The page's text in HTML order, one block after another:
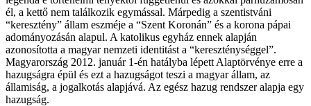
él, a kettő nem találkozik egymással. Márpedig a szentistváni
“keresztény” állam eszméje a “Szent Koronán” és a korona pápai
adományozásán alapul. A katolikus egyház ennek alapján
azonosította a magyar nemzeti identitást a “kereszténységgel”.
Magyarország 2012. január 1-én hatályba lépett Alaptörvénye erre a
hazugságra épül és ezt a hazugságot teszi a magyar állam, az
államiság, a jogalkotás alapjává. Az egész hazug rendszer alapja egy
hazugság.